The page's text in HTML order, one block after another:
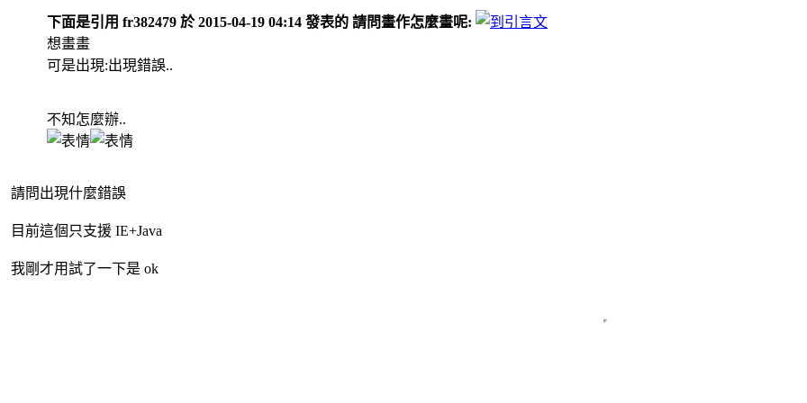
下面是引用 fr382479 於 2015-04-19 04:14 發表的 請問畫作怎麼畫呢:
想畫畫
可是出現:出現錯誤..
不知怎麼辦..
請問出現什麼錯誤
目前這個只支援 IE+Java
我剛才用試了一下是 ok